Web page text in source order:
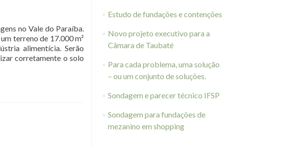
no Vale do Paraíba.
terreno de 17.000 m²
alimentícia. Serão
corretamente o solo
Estudo de fundações e contenções
Novo projeto executivo para a
Câmara de Taubaté
Para cada problema, uma solução
– ou um conjunto de soluções.
Sondagem e parecer técnico IFSP
Sondagem para fundações de
mezanino em shopping